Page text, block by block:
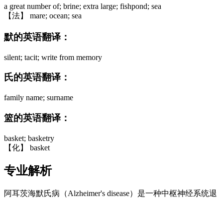
a great number of; brine; extra large; fishpond; sea
【法】 mare; ocean; sea
默的英语翻译：
silent; tacit; write from memory
氏的英语翻译：
family name; surname
篮的英语翻译：
basket; basketry
【化】 basket
专业解析
阿耳茨海默氏病（Alzheimer's disease）是一种中枢神经系统退